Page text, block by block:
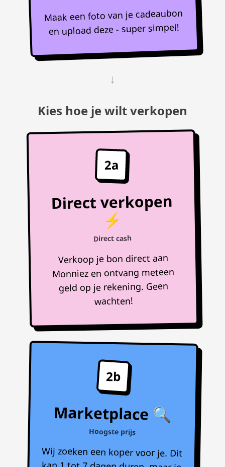
Maak een foto van je cadeaubon
en upload deze - super simpel!
↓
Kies hoe je wilt verkopen
2a
Direct verkopen
⚡
Direct cash
Verkoop je bon direct aan
Monniez en ontvang meteen
geld op je rekening. Geen
wachten!
2b
Marketplace 🔍
Hoogste prijs
Wij zoeken een koper voor je. Dit
kan 1 tot 7 dagen duren, maar je